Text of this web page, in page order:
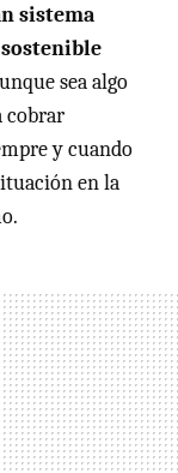
sistema
sea algo
cobrar
y cuando
en la